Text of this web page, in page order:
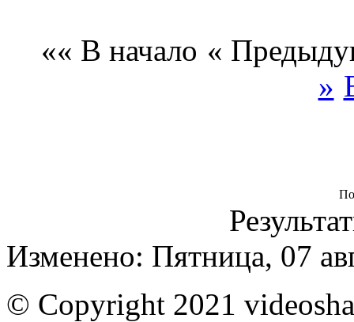
«« В начало «
»
Изменено: Пятница, 07
© Copyright 2021